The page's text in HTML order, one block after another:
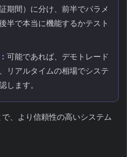
期間）に分け、前半でパラメ
半で本当に機能するかテスト
可能であれば、デモトレード
リアルタイムの相場でシステ
します。
、より信頼性の高いシステム